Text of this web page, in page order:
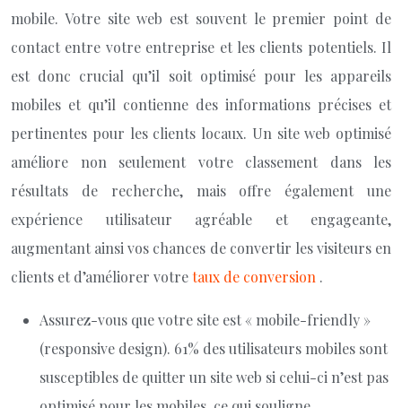
mobile. Votre site web est souvent le premier point de
contact entre votre entreprise et les clients potentiels. Il
est donc crucial qu’il soit optimisé pour les appareils
mobiles et qu’il contienne des informations précises et
pertinentes pour les clients locaux. Un site web optimisé
améliore non seulement votre classement dans les
résultats de recherche, mais offre également une
expérience utilisateur agréable et engageante,
augmentant ainsi vos chances de convertir les visiteurs en
clients et d’améliorer votretaux de conversion .
Assurez-vous que votre site est « mobile-friendly »
(responsive design). 61% des utilisateurs mobiles sont
susceptibles de quitter un site web si celui-ci n’est pas